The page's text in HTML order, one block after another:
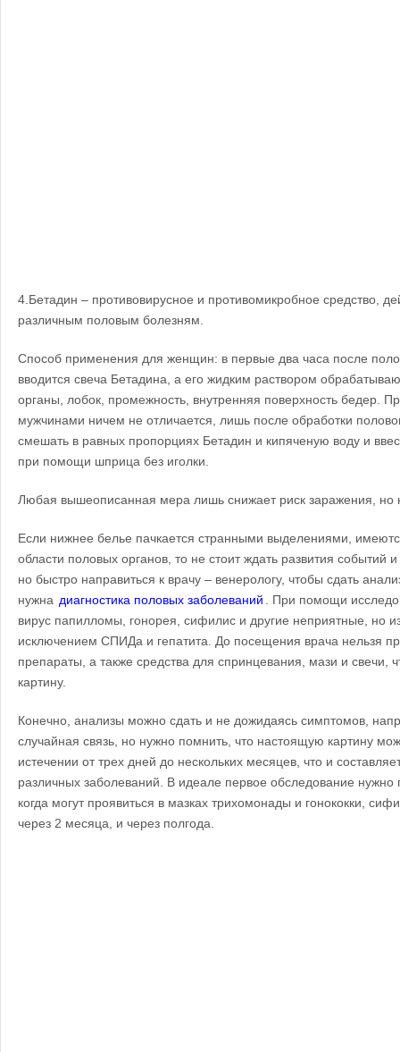
4.Бетадин – противовирусное и противомикробное средство,
различным половым болезням.
Способ применения для женщин: в первые два часа после
вводится свеча Бетадина, а его жидким раствором
органы, лобок, промежность, внутренняя поверхность бедер.
мужчинами ничем не отличается, лишь после обработки
смешать в равных пропорциях Бетадин и кипяченую воду и
при помощи шприца без иголки.
Любая вышеописанная мера лишь снижает риск заражения, но
Если нижнее белье пачкается странными выделениями,
области половых органов, то не стоит ждать развития событий
но быстро направиться к врачу – венерологу, чтобы сдать
нужна диагностика половых заболеваний
. При помощи
вирус папилломы, гонорея, сифилис и другие неприятные, но
исключением СПИДа и гепатита. До посещения врача нельзя
препараты, а также средства для спринцевания, мази и свечи,
картину.
Конечно, анализы можно сдать и не дожидаясь симптомов,
случайная связь, но нужно помнить, что настоящую картину
истечении от трех дней до нескольких месяцев, что и
различных заболеваний. В идеале первое обследование нужно
когда могут проявиться в мазках трихомонады и гонококки,
через 2 месяца, и через полгода.